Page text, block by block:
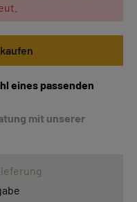
eines passenden
mit unserer